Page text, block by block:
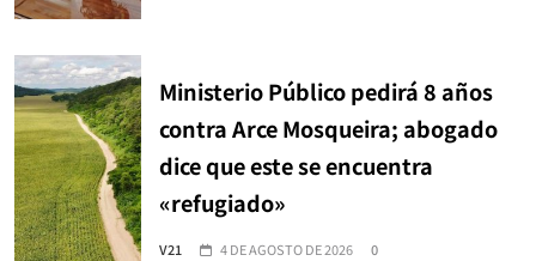
Ministerio Público pedirá 8 años
contra Arce Mosqueira; abogado
dice que este se encuentra
«refugiado»
V21 4 DE AGOSTO DE 2026 0